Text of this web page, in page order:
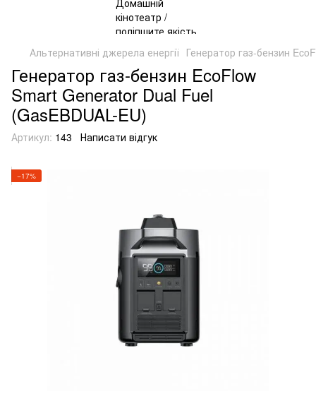
Альтернативні джерела енергії Генератор газ-бензин
Генератор газ-бензин EcoFlow
Smart Generator Dual Fuel
(GasEBDUAL-EU)
Артикул: 143 Написати відгук
−17%